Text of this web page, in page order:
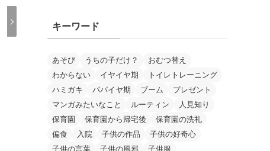
キーワード
あそび うちの子だけ？
おむつ替え
わからない
イヤイヤ期
トイレトレーニング
ハミガキ
パパイヤ期 ブーム
プレゼント
マンガみたいなこと
ルーティン
人見知り
保育園
保育園から帰宅後
保育園の洗礼
偏食
入院 子供の作品
子供の好奇心
子供の言葉
子供の風邪
子供服